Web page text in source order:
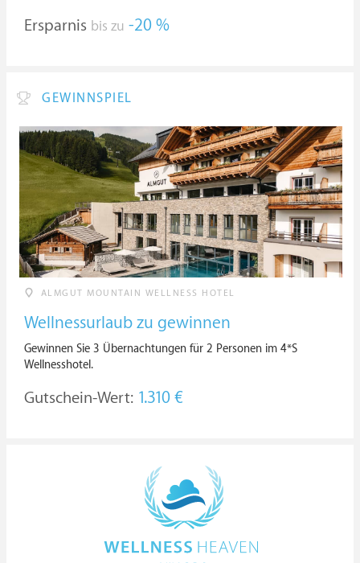
Ersparnis bis zu -20 %
GEWINNSPIEL
ALMGUT MOUNTAIN WELLNESS HOTEL
Wellnessurlaub zu gewinnen
Gewinnen Sie 3 Übernachtungen für 2 Personen im 4*S
Wellnesshotel.
Gutschein-Wert: 1.310 €